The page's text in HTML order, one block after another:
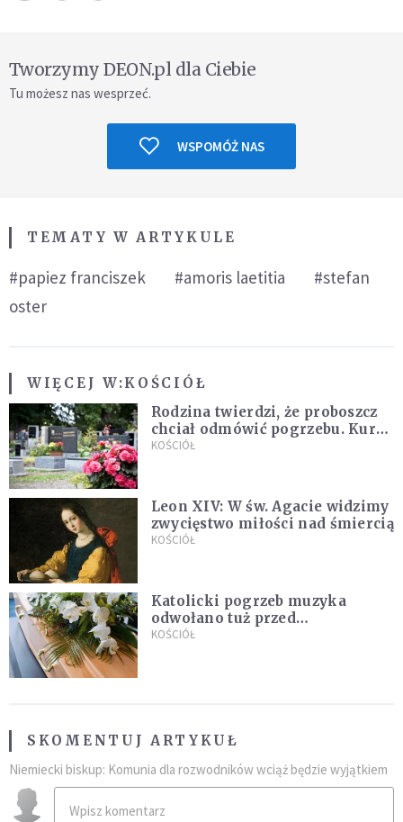
Tworzymy DEON.pl dla Ciebie
Tu możesz nas wesprzeć.
WSPOMÓŻ NAS
TEMATY W ARTYKULE
#papiez franciszek #amoris laetitia
#stefan
oster
WIĘCEJ W:KOŚCIÓŁ
Rodzina twierdzi, że proboszcz
chciał odmówić pogrzebu. Kuria
zapowiada wyjaśnienia
KOŚCIÓŁ
Leon XIV: W św. Agacie widzimy
zwycięstwo miłości nad śmiercią
KOŚCIÓŁ
Katolicki pogrzeb muzyka
odwołano tuż przed
uroczystością. Powodem była
KOŚCIÓŁ
SKOMENTUJ ARTYKUŁ
Niemiecki biskup: Komunia dla rozwodników wciąż będzie wyjątkiem